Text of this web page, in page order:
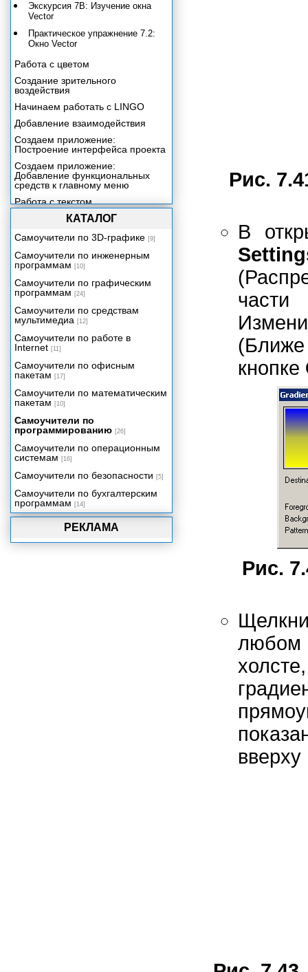
Рис.
В
кнопке
Рис.
любом
РЕКЛАМА
Экскурсия 7В: Изучение окна
Vector
Практическое упражнение 7.2:
Окно Vector
Работа с цветом
Создание зрительного
воздействия
Начинаем работать с LINGO
Добавление взаимодействия
Создаем приложение:
Построение интерфейса проекта
Создаем приложение:
Добавление функциональных
средств к главному меню
Работа с текстом
Создаем приложение:
Включение звука в ваше
приложение
Создаем приложение:
Добавление контента со
сведениями о продукции
Включение цифрового видео в
ваше приложение
Трехмерная графика реального
времени
Видеопрезентация
КАТАЛОГ
Самоучители по 3D-графике [9]
Самоучители по инженерным
программам [10]
Самоучители по графическим
программам [24]
Самоучители по средствам
мультимедиа [12]
Самоучители по работе в
Internet [11]
Самоучители по офисным
пакетам [17]
Самоучители по математическим
пакетам [10]
Самоучители по
программированию [26]
Самоучители по операционным
системам [16]
Самоучители по безопасности [5]
Самоучители по бухгалтерским
программам [14]